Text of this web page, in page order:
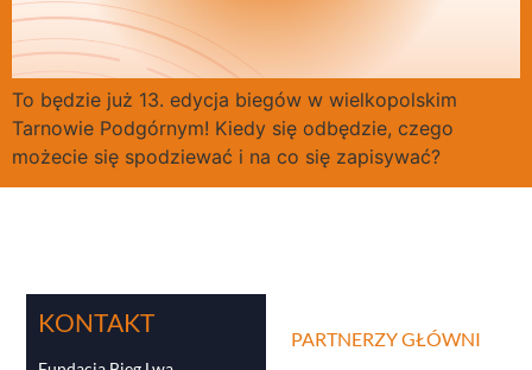
To będzie już 13. edycja biegów w wielkopolskim
Tarnowie Podgórnym! Kiedy się odbędzie, czego
możecie się spodziewać i na co się zapisywać?
PARTNERZY GŁÓWNI
KONTAKT